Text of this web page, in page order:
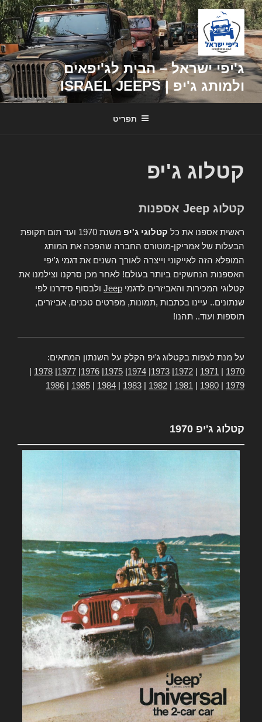
דילוג
לתוכן
ג'יפי ישראל – הבית לג'יפאים
ולמותג ג'יפ | ISRAEL JEEPS
תפריט
קטלוג ג'יפ
קטלוג Jeep אספנות
ראשית אספנו את כל קטלוגי ג'יפ
משנת 1970 ועד תום תקופת
הבעלות של אמריקן-מוטורס החברה שהפכה את המותג
המופלא הזה לאייקוני וייצרה לאורך השנים את דגמי ג'יפי
האספנות הנחשקים ביותר בעולם! לאחר מכן סרקנו וצילמנו את
קטלוגי המכירות והאביזרים לדגמי Jeep ולבסוף סידרנו לפי
שנתונים.. עיינו בכתבות ,תמונות, מפרטים טכנים, אביזרים,
תוספות ועוד.. תהנו!
על מנת לצפות בקטלוג ג'יפ הקלק על השנתון המתאים:
1970
1971
1972
1973
1974
1975
1976
1977
1978
1979
1980
1981
1982
1983
1984
1985
1986
קטלוג ג'יפ 1970